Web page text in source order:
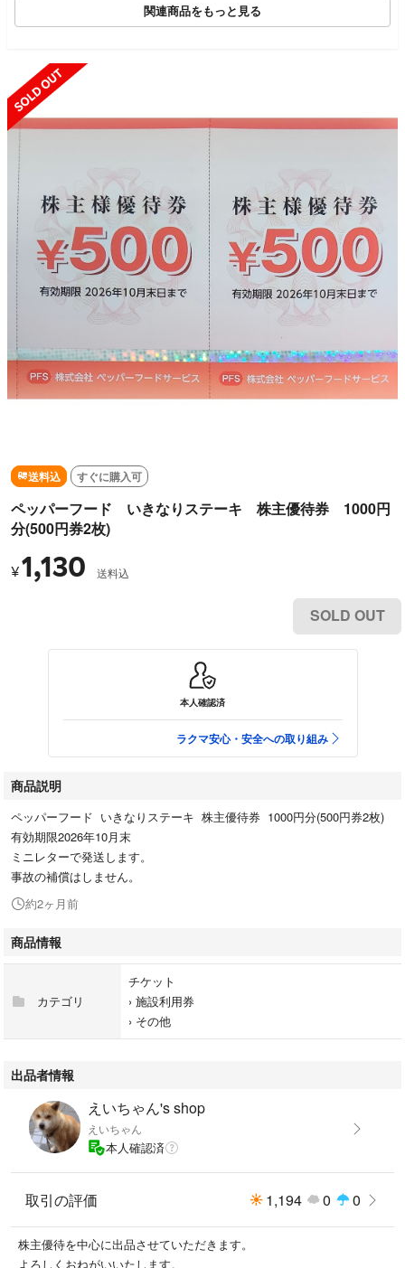
関連商品をもっと見る
送料込 すぐに購入可
ペッパーフード いきなりステーキ 株主優待券 1000円
分(500円券2枚)
¥1,130 送料込
SOLD OUT
本人確認済
ラクマ安心・安全への取り組み
商品説明
ペッパーフード いきなりステーキ 株主優待券 1000円分(500円券2枚)
有効期限2026年10月末
ミニレターで発送します。
事故の補償はしません。
約2ヶ月前
商品情報
カテゴリ
チケット
› 施設利用券
› その他
出品者情報
えいちゃん's shop
えいちゃん
本人確認済
取引の評価 1,194 0 0
株主優待を中心に出品させていただきます。
よろしくおねがいいたします。